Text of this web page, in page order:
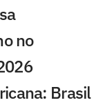
no
Brasil